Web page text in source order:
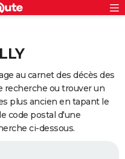
au carnet des décès des
recherche ou trouver un
plus ancien en tapant le
code postal d'une
ci-dessous.